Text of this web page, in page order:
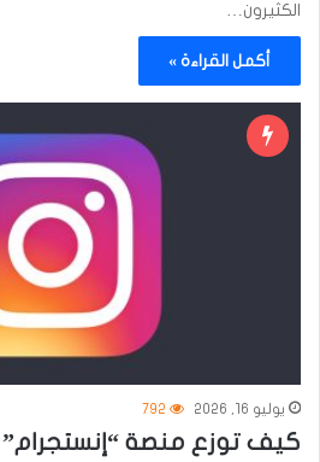
الكثيرون…
أكمل القراءة »
يوليو 16, 2026 792
كيف توزع منصة